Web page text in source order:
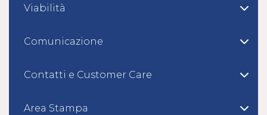
Viabilità
Comunicazione
Contatti e Customer Care
Area Stampa